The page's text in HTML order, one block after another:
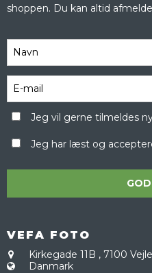
shoppen. Du kan altid
Jeg vil gerne tilmeldes
Jeg har læst og
VEFA FOTO
Kirkegade 11B , 7100 Vejle
Danmark